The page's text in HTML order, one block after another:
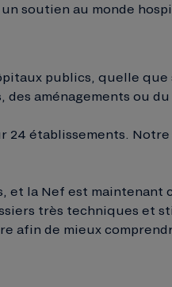
soutien au monde
publics, quelle
aménagements ou du
24 établissements.
et la Nef est maintenant
très techniques et
afin de mieux